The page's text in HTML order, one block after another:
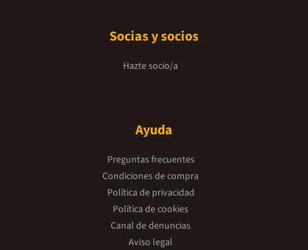
Socias y socios
Hazte socio/a
Ayuda
Preguntas frecuentes
Condiciones de compra
Política de privacidad
Política de cookies
Canal de denuncias
Aviso legal